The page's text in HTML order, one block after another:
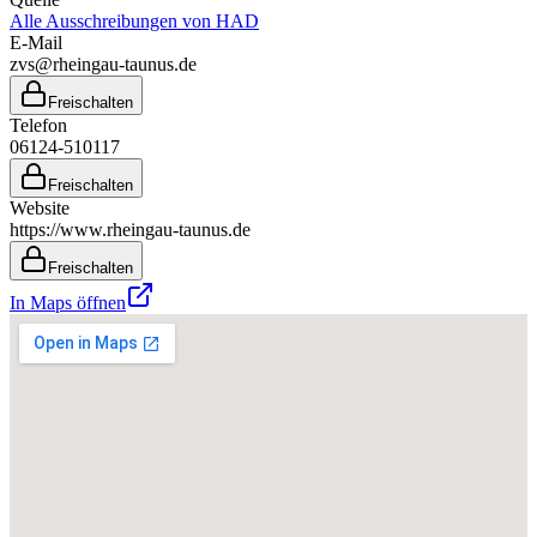
Alle Ausschreibungen von HAD
E-Mail
zvs@rheingau-taunus.de
Freischalten
Telefon
06124-510117
Freischalten
Website
https://www.rheingau-taunus.de
Freischalten
In Maps öffnen